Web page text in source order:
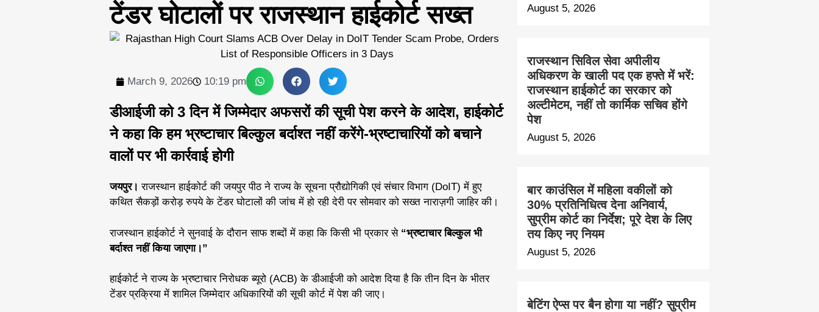
August 5, 2026
राजस्थान सिविल सेवा अपीलीय
अधिकरण के खाली पद एक हफ्ते में भरें:
राजस्थान हाईकोर्ट का सरकार को
अल्टीमेटम, नहीं तो कार्मिक सचिव होंगे
पेश
August 5, 2026
बार काउंसिल में महिला वकीलों को
30% प्रतिनिधित्व देना अनिवार्य,
सुप्रीम कोर्ट का निर्देश; पूरे देश के लिए
तय किए नए नियम
August 5, 2026
बेटिंग ऐप्स पर बैन होगा या नहीं? सुप्रीम
टेंडर घोटालों पर राजस्थान हाईकोर्ट सख्त
March 9, 2026 10:19 pm
डीआईजी को 3 दिन में जिम्मेदार अफसरों की सूची पेश करने के आदेश, हाईकोर्ट
ने कहा कि हम भ्रष्टाचार बिल्कुल बर्दाश्त नहीं करेंगे-भ्रष्टाचारियों को बचाने
वालों पर भी कार्रवाई होगी
जयपुर।राजस्थान हाईकोर्ट की जयपुर पीठ ने राज्य के सूचना प्रौद्योगिकी एवं संचार विभाग (DoIT) में हुए
कथित सैकड़ों करोड़ रुपये के टेंडर घोटालों की जांच में हो रही देरी पर सोमवार को सख्त नाराज़गी जाहिर की।
राजस्थान हाईकोर्ट ने सुनवाई के दौरान साफ शब्दों में कहा कि किसी भी प्रकार से “भ्रष्टाचार बिल्कुल भी
बर्दाश्त नहीं किया जाएगा।”
हाईकोर्ट ने राज्य के भ्रष्टाचार निरोधक ब्यूरो (ACB) के डीआईजी को आदेश दिया है कि तीन दिन के भीतर
टेंडर प्रक्रिया में शामिल जिम्मेदार अधिकारियों की सूची कोर्ट में पेश की जाए।